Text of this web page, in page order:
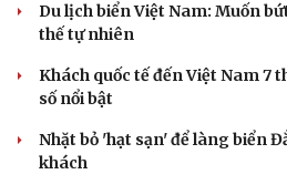
Du lịch biển Việt Nam: Muốn
thế tự nhiên
Khách quốc tế đến Việt Nam 7
số nổi bật
Nhặt bỏ 'hạt sạn' để làng biển
khách